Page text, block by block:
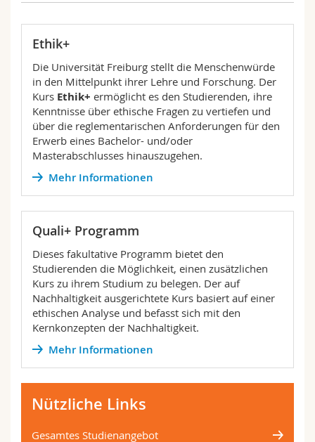
Ethik+
Die Universität Freiburg stellt die Menschenwürde
in den Mittelpunkt ihrer Lehre und Forschung. Der
Kurs Ethik+ ermöglicht es den Studierenden, ihre
Kenntnisse über ethische Fragen zu vertiefen und
über die reglementarischen Anforderungen für den
Erwerb eines Bachelor- und/oder
Masterabschlusses hinauszugehen.
Mehr Informationen
Quali+ Programm
Dieses fakultative Programm bietet den
Studierenden die Möglichkeit, einen zusätzlichen
Kurs zu ihrem Studium zu belegen. Der auf
Nachhaltigkeit ausgerichtete Kurs basiert auf einer
ethischen Analyse und befasst sich mit den
Kernkonzepten der Nachhaltigkeit.
Mehr Informationen
Nützliche Links
Gesamtes Studienangebot